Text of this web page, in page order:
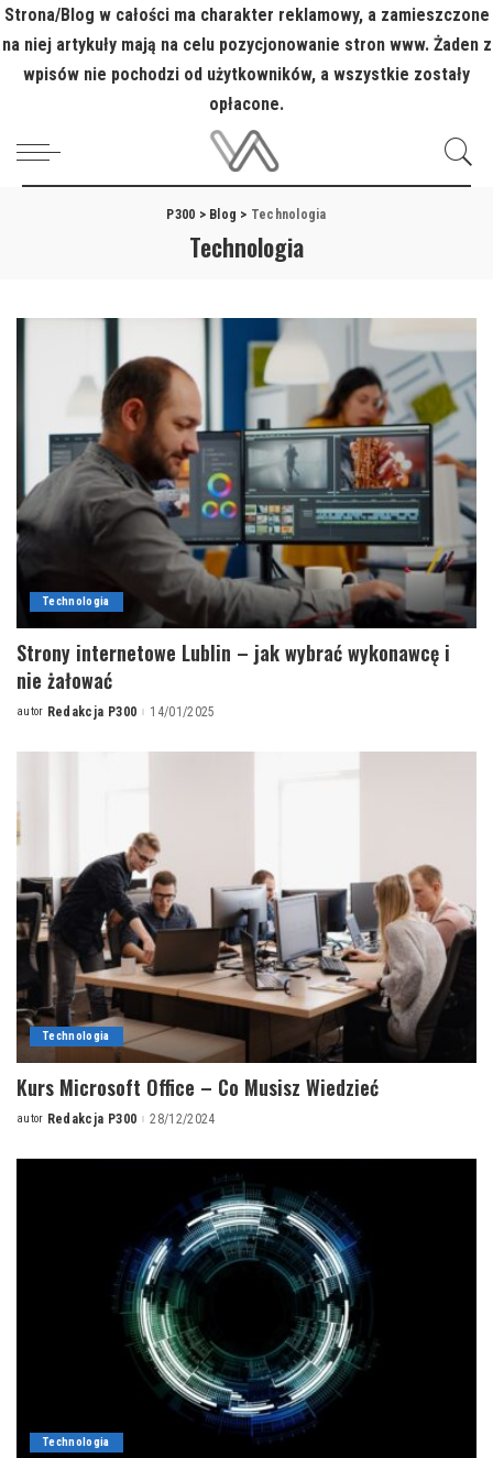
Strona/Blog w całości ma charakter reklamowy, a zamieszczone
na niej artykuły mają na celu pozycjonowanie stron www. Żaden z
wpisów nie pochodzi od użytkowników, a wszystkie zostały
opłacone.
P300 > Blog > Technologia
Technologia
Technologia
Strony internetowe Lublin – jak wybrać wykonawcę i
nie żałować
Posted
autor Redakcja P300 14/01/2025
Technologia
Kurs Microsoft Office – Co Musisz Wiedzieć
Posted
autor Redakcja P300 28/12/2024
Technologia